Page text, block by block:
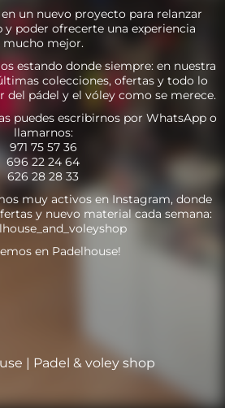
un nuevo proyecto para relanzar
y poder ofrecerte una experiencia
mucho mejor.
estando donde siempre: en nuestra
colecciones, ofertas y todo lo
del pádel y el vóley como se merece.
puedes escribirnos por WhatsApp o
llamarnos:
971 75 57 36
696 22 24 64
626 28 28 33
muy activos en Instagram, donde
y nuevo material cada semana:
en Padelhouse!
| Padel & voley shop